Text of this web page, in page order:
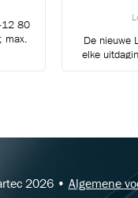
12 80
max.
De nieuwe
elke
2026 • Algemene
VIA ONZE
vakgerelateerde tips,